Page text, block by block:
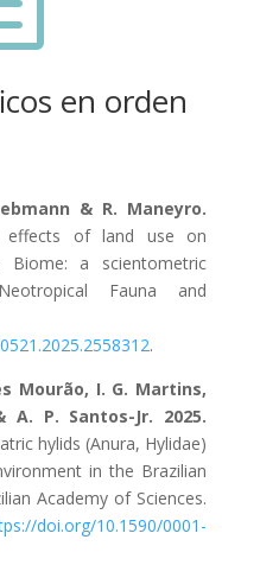
en orden
& R. Maneyro.
effects of land use on
Biome: a scientometric
Fauna and
.
Mourão, I. G. Martins,
A. P. Santos-Jr. 2025.
hylids (Anura, Hylidae)
in the Brazilian
Academy of Sciences.
doi.org/10.1590/0001-